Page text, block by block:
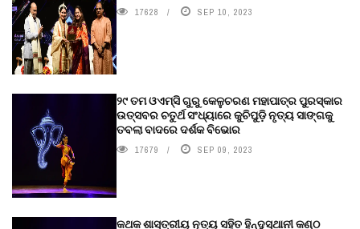
17628 SEP 10, 2023
୨୯ ତମ ଓଏମ୍‌ସି ଗୁରୁ କେଳୁଚରଣ ମହାପାତ୍ର ପୁରସ୍କାର
ଉତ୍ସବର ଚତୁର୍ଥ ସଂଧ୍ୟାରେ କୁଚିପୁଡ଼ି ନୃତ୍ୟ ସାଙ୍ଗକୁ
ତବଲା ବାଦରେ ଦର୍ଶକ ବିଭୋର
17679 SEP 09, 2023
କଥକ ଶାସ୍ତ୍ରୀୟ ନୃତ୍ୟ ସହିତ ହିନ୍ଦୁସ୍ଥାନୀ କଣ୍ଠ